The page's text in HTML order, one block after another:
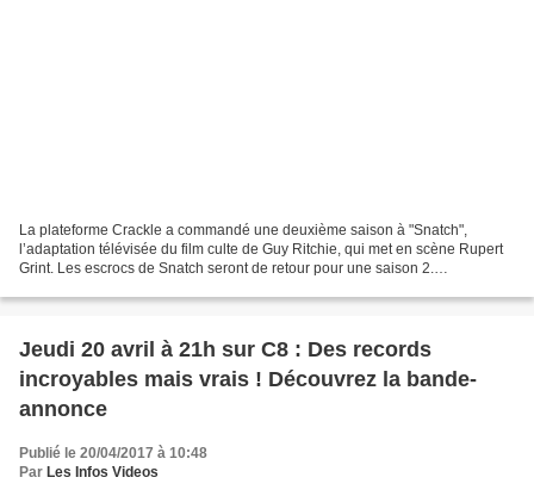
La plateforme Crackle a commandé une deuxième saison à "Snatch",
l’adaptation télévisée du film culte de Guy Ritchie, qui met en scène Rupert
Grint. Les escrocs de Snatch seront de retour pour une saison 2.
Jeudi 20 avril à 21h sur C8 : Des records
incroyables mais vrais ! Découvrez la bande-
annonce
Publié le 20/04/2017 à 10:48
Par Les Infos Videos